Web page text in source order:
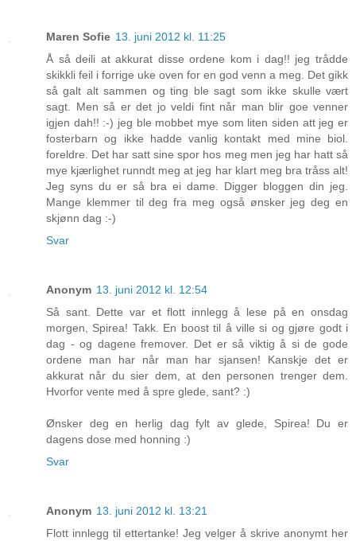
Maren Sofie 13. juni 2012 kl. 11:25
Å så deili at akkurat disse ordene kom i dag!! jeg trådde
skikkli feil i forrige uke oven for en god venn a meg. Det gikk
så galt alt sammen og ting ble sagt som ikke skulle vært
sagt. Men så er det jo veldi fint når man blir goe venner
igjen dah!! :-) jeg ble mobbet mye som liten siden att jeg er
fosterbarn og ikke hadde vanlig kontakt med mine biol.
foreldre. Det har satt sine spor hos meg men jeg har hatt så
mye kjærlighet runndt meg at jeg har klart meg bra tråss alt!
Jeg syns du er så bra ei dame. Digger bloggen din jeg.
Mange klemmer til deg fra meg også ønsker jeg deg en
skjønn dag :-)
Svar
Anonym 13. juni 2012 kl. 12:54
Så sant. Dette var et flott innlegg å lese på en onsdag
morgen, Spirea! Takk. En boost til å ville si og gjøre godt i
dag - og dagene fremover. Det er så viktig å si de gode
ordene man har når man har sjansen! Kanskje det er
akkurat når du sier dem, at den personen trenger dem.
Hvorfor vente med å spre glede, sant? :)
Ønsker deg en herlig dag fylt av glede, Spirea! Du er
dagens dose med honning :)
Svar
Anonym 13. juni 2012 kl. 13:21
Flott innlegg til ettertanke! Jeg velger å skrive anonymt her